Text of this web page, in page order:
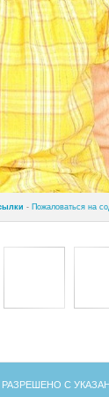
- Пожаловаться на
С